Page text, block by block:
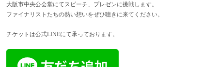
大阪市中央公会堂にてスピーチ、プレゼンに挑戦します。
ファイナリストたちの熱い想いをぜひ聴きに来てください。
チケットは公式LINEにて承っております。